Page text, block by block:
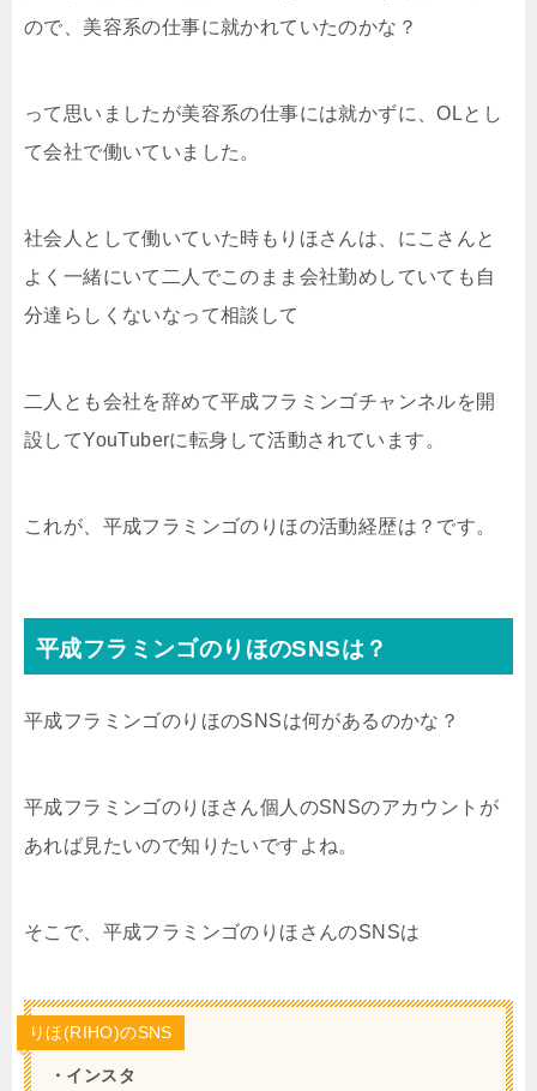
ので、美容系の仕事に就かれていたのかな？
って思いましたが美容系の仕事には就かずに、OLとし
て会社で働いていました。
社会人として働いていた時もりほさんは、にこさんと
よく一緒にいて二人でこのまま会社勤めしていても自
分達らしくないなって相談して
二人とも会社を辞めて平成フラミンゴチャンネルを開
設してYouTuberに転身して活動されています。
これが、平成フラミンゴのりほの活動経歴は？です。
平成フラミンゴのりほのSNSは？
平成フラミンゴのりほのSNSは何があるのかな？
平成フラミンゴのりほさん個人のSNSのアカウントが
あれば見たいので知りたいですよね。
そこで、平成フラミンゴのりほさんのSNSは
りほ(RIHO)のSNS
・インスタ